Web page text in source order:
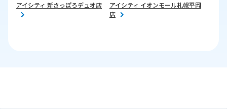
アイシティ 新さっぽろデュオ店
アイシティ イオンモール札幌平岡
店